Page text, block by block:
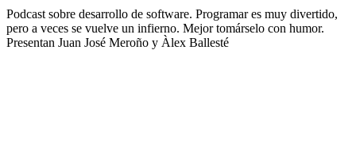
Podcast sobre desarrollo de software. Programar es muy divertido,
pero a veces se vuelve un infierno. Mejor tomárselo con humor.
Presentan Juan José Meroño y Àlex Ballesté